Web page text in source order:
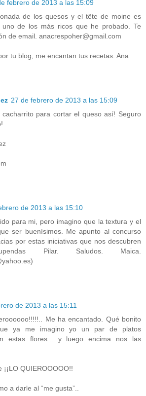
febrero de 2013 a las 15:09
de los quesos y el tête de moine es
uno de los más ricos que he probado. Te
de email. anacrespoher@gmail.com
tu blog, me encantan tus recetas. Ana
27 de febrero de 2013 a las 15:09
cacharrito para cortar el queso así! Seguro
de 2013 a las 15:10
para mi, pero imagino que la textura y el
ser buenísimos. Me apunto al concurso
por estas iniciativas que nos descubren
Pilar. Saludos. Maica.
de 2013 a las 15:11
Me ha encantado. Qué bonito
ya me imagino yo un par de platos
estas flores... y luego encima nos las
¡¡LO QUIEROOOOO!!
a darle al “me gusta”..